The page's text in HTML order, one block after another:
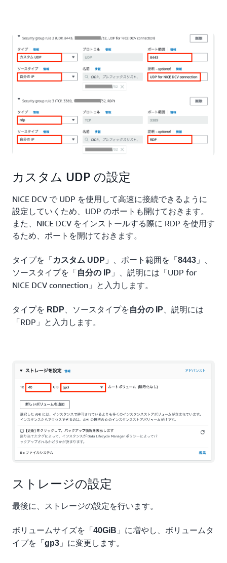
カスタム UDP の設定
NICE DCV で UDP を使用して高速に接続できるように
設定していくため、UDP のポートも開けておきます。
また、NICE DCV をインストールする際に RDP を使用す
るため、ポートを開けておきます。
タイプを「カスタム UDP 」、ポート範囲を「8443 」、
ソースタイプを「自分の IP 」、説明には「UDP for
NICE DCV connection」と入力します。
タイプを RDP、ソースタイプを自分の IP、説明には
「RDP」と入力します。
ストレージの設定
最後に、ストレージの設定を行います。
ボリュームサイズを「40GiB 」に増やし、ボリュームタ
イプを「gp3 」に変更します。